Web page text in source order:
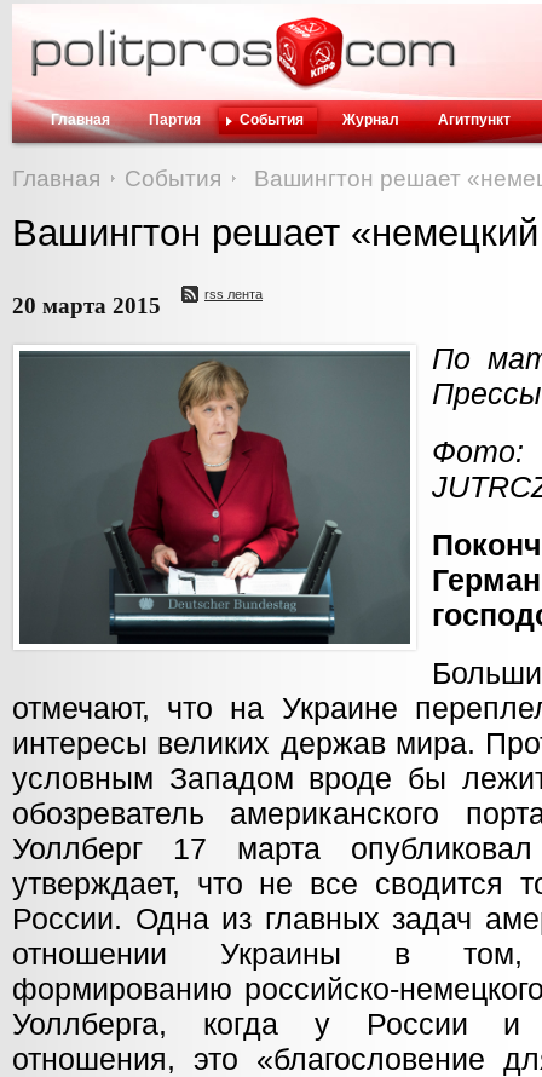
Главная Партия События Журнал Агитпункт
Главная События Вашингтон решает
Вашингтон решает
20 марта 2015 rss лента
По
отмечают, что на Украине
интересы великих держав мира.
условным Западом вроде бы
обозреватель американского
Уоллберг 17 марта
утверждает, что не все сводится
России. Одна из главных задач
отношении Украины в том,
формированию российско-
Уоллберга, когда у России и
отношения, это «благословение